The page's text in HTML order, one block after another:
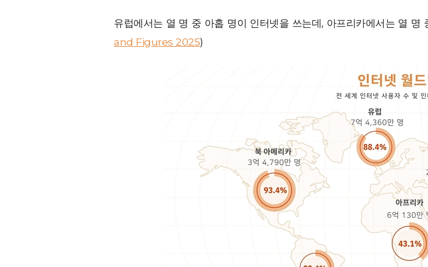
유럽에서는 열 명 중 아홉 명이 인터넷을 쓰는데, 아프리카에서는 열 명
and Figures 2025)